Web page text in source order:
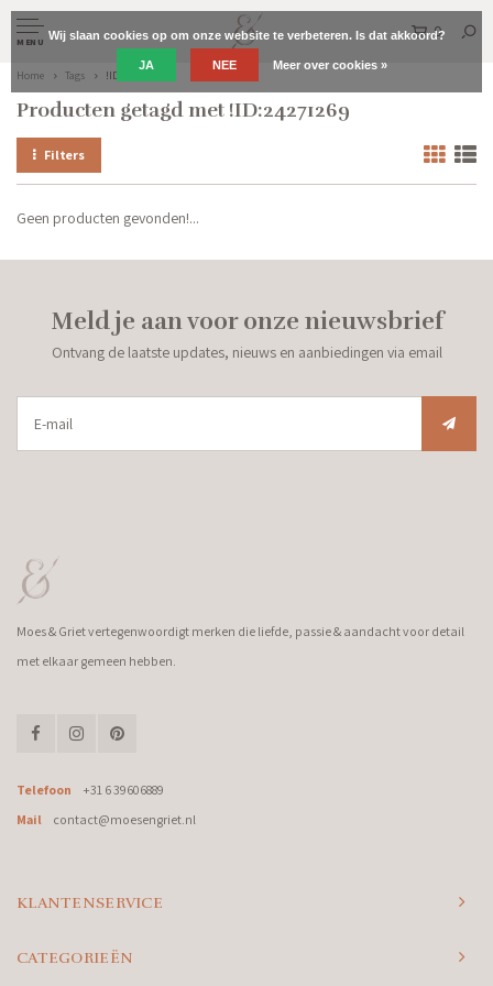
MENU
0
Home Tags !ID:24271269
Producten getagd met !ID:24271269
Filters
Geen producten gevonden!...
Meld je aan voor onze nieuwsbrief
Ontvang de laatste updates, nieuws en aanbiedingen via email
Moes & Griet vertegenwoordigt merken die liefde, passie & aandacht voor detail
met elkaar gemeen hebben.
Telefoon
+31 6 39606889
Mail
contact@moesengriet.nl
KLANTENSERVICE
CATEGORIEËN
Wij slaan cookies op om onze website te verbeteren. Is dat akkoord?
JA NEE Meer over cookies »